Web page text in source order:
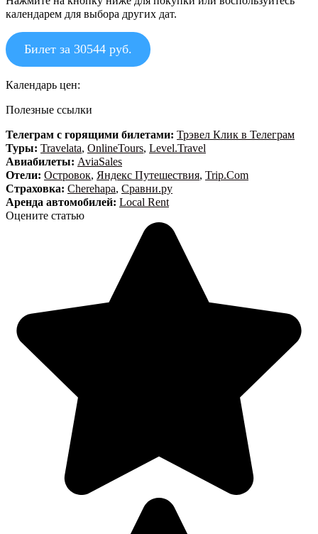
календарем для выбора других дат.
Билет за 30544 руб.
Календарь цен:
Полезные ссылки
Телеграм с горящими билетами: Трэвел Клик в Телеграм
Туры: Travelata, OnlineTours, Level.Travel
Авиабилеты: AviaSales
Отели: Островок, Яндекс Путешествия, Trip.Com
Страховка: Cherehapa, Сравни.ру
Аренда автомобилей: Local Rent
Оцените статью